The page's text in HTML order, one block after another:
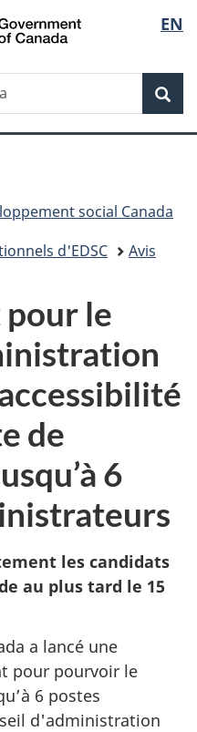
de
la
EN
social Canada
d'EDSC
Avis
le
de
6
les candidats
au plus tard le 15
a lancé une
pour pourvoir le
6 postes
d'administration